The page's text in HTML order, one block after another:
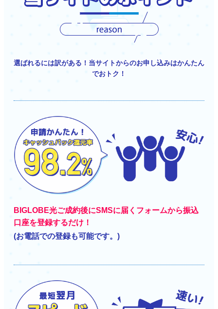
選ばれるには訳がある！当サイトからのお申し込みはかんたん
でおトク！
BIGLOBE光ご成約後にSMSに届くフォームから振込
口座を登録するだけ！
(お電話での登録も可能です。)